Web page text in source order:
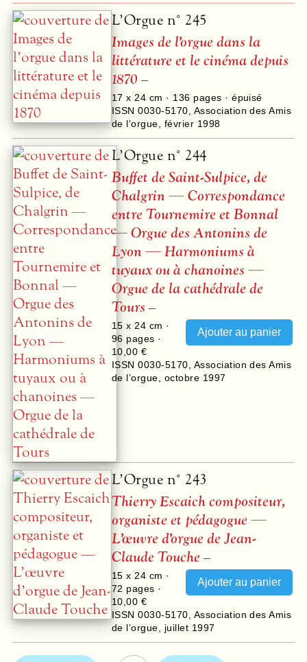
L’Orgue n° 245
Images de l’orgue dans la
littérature et le cinéma depuis
1870 –
17 x 24 cm · 136 pages · épuisé
ISSN 0030-5170 Association des Amis
de l’orgue
février 1998
L’Orgue n° 244
Buffet de Saint-Sulpice, de
Chalgrin — Correspondance
entre Tournemire et Bonnal
— Orgue des Antonins de
Lyon — Harmoniums à
tuyaux ou à chanoines —
Orgue de la cathédrale de
Tours –
15 x 24 cm ·
96 pages ·
10,00 €
ISSN 0030-5170 Association des Amis
de l’orgue
octobre 1997
L’Orgue n° 243
Thierry Escaich compositeur,
organiste et pédagogue —
L’œuvre d’orgue de Jean-
Claude Touche –
15 x 24 cm ·
72 pages ·
10,00 €
ISSN 0030-5170 Association des Amis
de l’orgue
juillet 1997